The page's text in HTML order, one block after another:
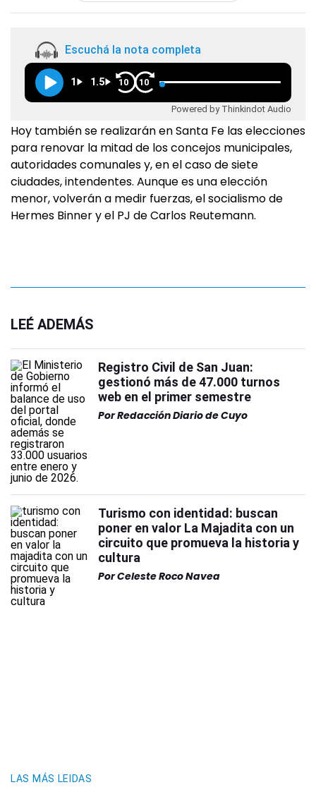
Escuchá la nota completa
1 1.5 10 10
Powered by Thinkindot Audio
Hoy también se realizarán en Santa Fe las elecciones
para renovar la mitad de los concejos municipales,
autoridades comunales y, en el caso de siete
ciudades, intendentes. Aunque es una elección
menor, volverán a medir fuerzas, el socialismo de
Hermes Binner y el PJ de Carlos Reutemann.
LEÉ ADEMÁS
Registro Civil de San Juan:
gestionó más de 47.000 turnos
web en el primer semestre
PorRedacción Diario de Cuyo
Turismo con identidad: buscan
poner en valor La Majadita con un
circuito que promueva la historia y
cultura
PorCeleste Roco Navea
LAS MÁS LEIDAS